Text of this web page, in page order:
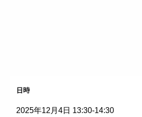
日時
2025年12月4日 13:30-14:30